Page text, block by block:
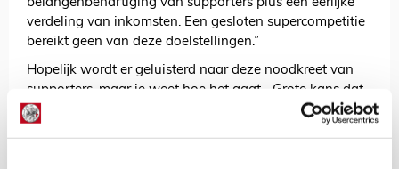
belangenbehartiging van supporters plus een eerlijke
verdeling van inkomsten. Een gesloten supercompetitie
bereikt geen van deze doelstellingen.”
Hopelijk wordt er geluisterd naar deze noodkreet van
supporters, maar je weet hoe het gaat... Grote kans dat
de plannen worden doorgedrukt. In dat geval valt te